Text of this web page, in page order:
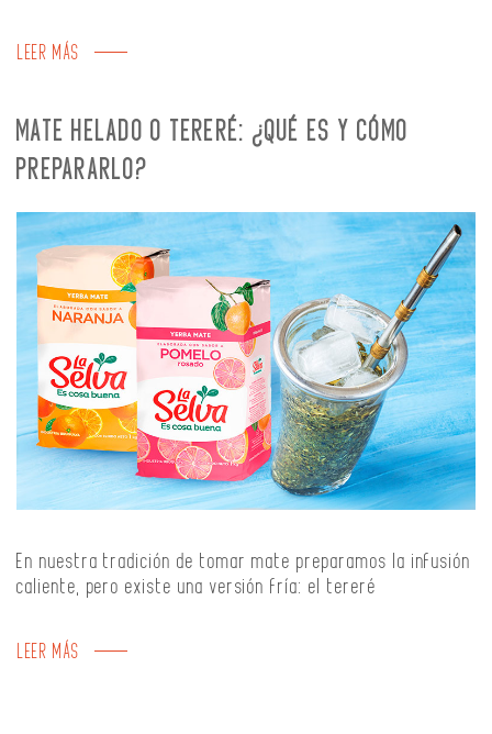
LEER MÁS
MATE HELADO O TERERÉ: ¿QUÉ ES Y CÓMO
PREPARARLO?
En nuestra tradición de tomar mate preparamos la infusión
caliente, pero existe una versión fría: el tereré
LEER MÁS